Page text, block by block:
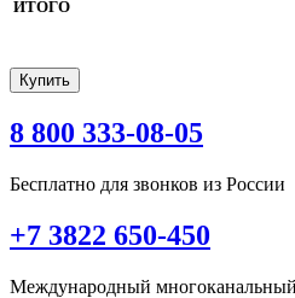
ИТОГО
8 800 333-08-05
Бесплатно для звонков из России
+7 3822 650-450
Международный